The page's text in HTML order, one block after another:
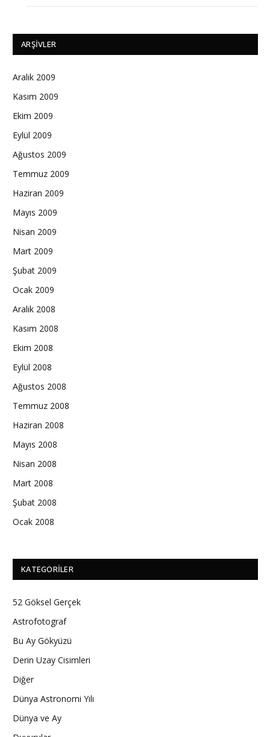
ARŞIVLER
Aralık 2009
Kasım 2009
Ekim 2009
Eylül 2009
Ağustos 2009
Temmuz 2009
Haziran 2009
Mayıs 2009
Nisan 2009
Mart 2009
Şubat 2009
Ocak 2009
Aralık 2008
Kasım 2008
Ekim 2008
Eylül 2008
Ağustos 2008
Temmuz 2008
Haziran 2008
Mayıs 2008
Nisan 2008
Mart 2008
Şubat 2008
Ocak 2008
KATEGORILER
52 Göksel Gerçek
Astrofotograf
Bu Ay Gökyüzü
Derin Uzay Cisimleri
Diğer
Dünya Astronomi Yılı
Dünya ve Ay